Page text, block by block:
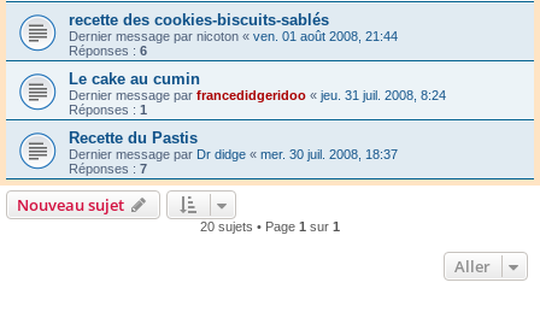
recette des cookies-biscuits-sablés
Dernier message par nicoton « ven. 01 août 2008, 21:44
Réponses : 6
Le cake au cumin
Dernier message par francedidgeridoo « jeu. 31 juil. 2008, 8:24
Réponses : 1
Recette du Pastis
Dernier message par Dr didge « mer. 30 juil. 2008, 18:37
Réponses : 7
Nouveau sujet
20 sujets • Page 1 sur 1
Aller